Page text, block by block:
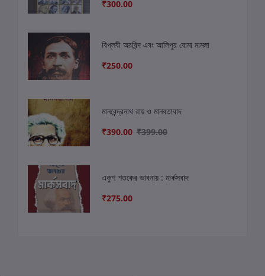
₹300.00
বিপ্লবী অরবিন্দ এবং আলিপুর বোমা মামলা
₹250.00
মানবেন্দ্রনাথ রায় ও মানবতাবাদ
₹390.00 ₹399.00
একুশ শতকের ভাবনায় : মার্কসবাদ
₹275.00